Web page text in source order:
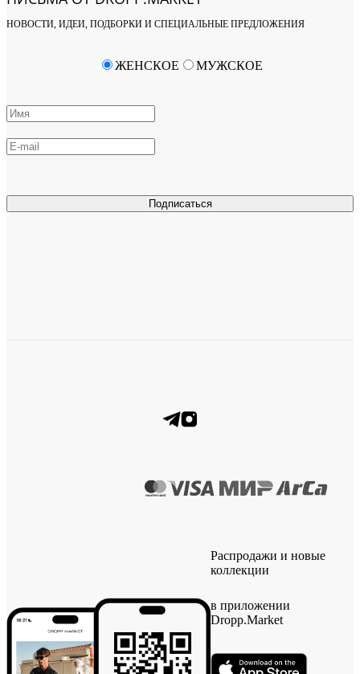
НОВОСТИ, ИДЕИ, ПОДБОРКИ И СПЕЦИАЛЬНЫЕ ПРЕДЛОЖЕНИЯ
Подписаться
ЖЕНСКОЕ МУЖСКОЕ
Распродажи и новые
коллекции
в приложении
Dropp.Market